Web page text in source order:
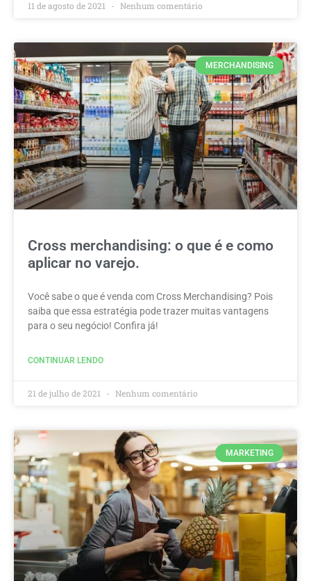
11 de agosto de 2021 Nenhum comentário
MERCHANDISING
Cross merchandising: o que é e como
aplicar no varejo.
Você sabe o que é venda com Cross Merchandising? Pois
saiba que essa estratégia pode trazer muitas vantagens
para o seu negócio! Confira já!
CONTINUAR LENDO
21 de julho de 2021 Nenhum comentário
MARKETING